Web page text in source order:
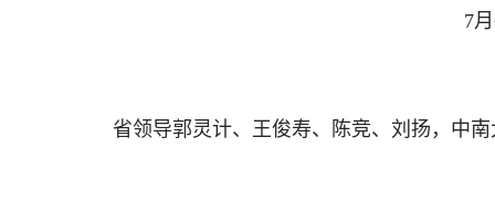
7
省领导郭灵计、王俊寿、陈竞、刘扬，中